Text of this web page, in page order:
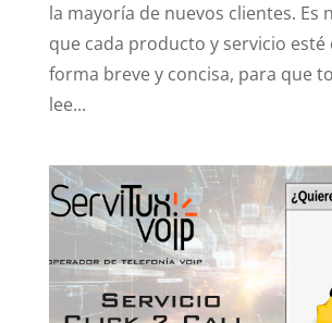
la mayoría de nuevos clientes. Es
que cada producto y servicio esté
forma breve y concisa, para que
lee...